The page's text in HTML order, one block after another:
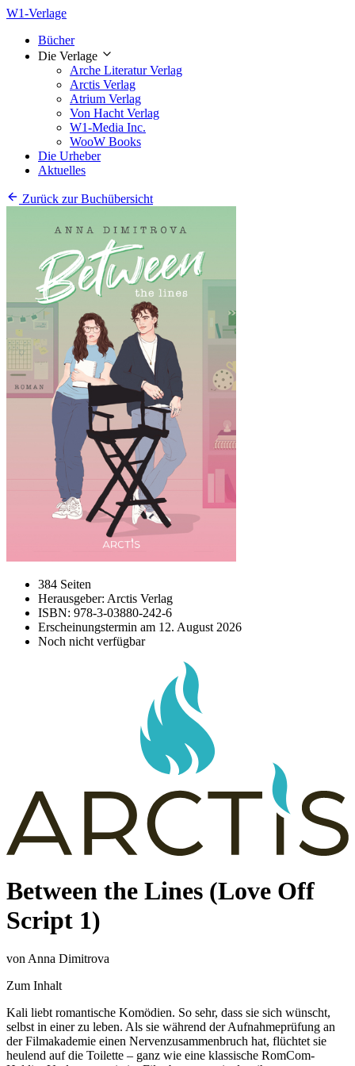
W1-Verlage
Bücher
Die Verlage
Arche Literatur Verlag
Arctis Verlag
Atrium Verlag
Von Hacht Verlag
W1-Media Inc.
WooW Books
Die Urheber
Aktuelles
Zurück zur Buchübersicht
384 Seiten
Herausgeber: Arctis Verlag
ISBN: 978-3-03880-242-6
Erscheinungstermin am 12. August 2026
Noch nicht verfügbar
Between the Lines (Love Off
Script 1)
von Anna Dimitrova
Zum Inhalt
Kali liebt romantische Komödien. So sehr, dass sie sich wünscht,
selbst in einer zu leben. Als sie während der Aufnahmeprüfung an
der Filmakademie einen Nervenzusammenbruch hat, flüchtet sie
heulend auf die Toilette – ganz wie eine klassische RomCom-